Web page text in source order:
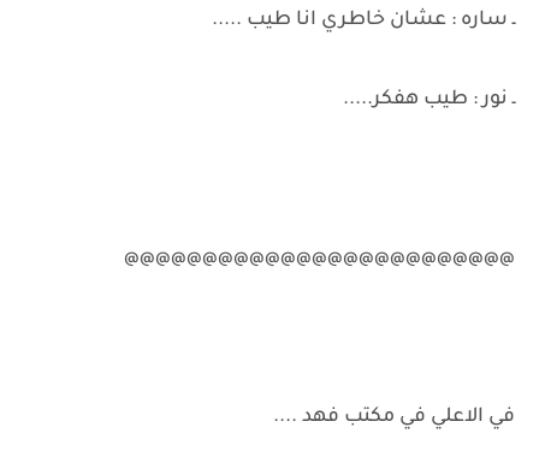
ـ ساره : عشان خاطري انا طيب .....
ـ نور : طيب هفكر.....
@@@@@@@@@@@@@@@@@@@@@@@@@
في الاعلي في مكتب فهد ....